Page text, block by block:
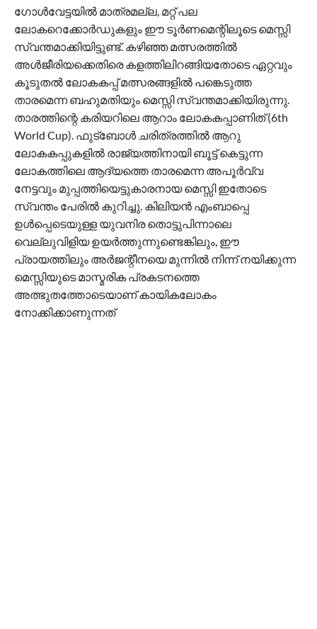
ഗോൾവേട്ടയിൽ മാത്രമല്ല, മറ്റ് പല
ലോകറെക്കോർഡുകളും ഈ ടൂർണമെന്റിലൂടെ മെസ്സി
സ്വന്തമാക്കിയിട്ടുണ്ട്. കഴിഞ്ഞ മത്സരത്തിൽ
അൾജീരിയക്കെതിരെ കളത്തിലിറങ്ങിയതോടെ ഏറ്റവും
കൂടുതൽ ലോകകപ്പ് മത്സരങ്ങളിൽ പങ്കെടുത്ത
താരമെന്ന ബഹുമതിയും മെസ്സി സ്വന്തമാക്കിയിരുന്നു.
താരത്തിന്റെ കരിയറിലെ ആറാം ലോകകപ്പാണിത് (6th
World Cup). ഫുട്ബോൾ ചരിത്രത്തിൽ ആറു
ലോകകപ്പുകളിൽ രാജ്യത്തിനായി ബൂട്ട് കെട്ടുന്ന
ലോകത്തിലെ ആദ്യത്തെ താരമെന്ന അപൂർവ്വ
നേട്ടവും മുപ്പത്തിയെട്ടുകാരനായ മെസ്സി ഇതോടെ
സ്വന്തം പേരിൽ കുറിച്ചു. കിലിയൻ എംബാപ്പെ
ഉൾപ്പെടെയുള്ള യുവനിര തൊട്ടുപിന്നാലെ
വെല്ലുവിളിയ ഉയർത്തുന്നുണ്ടെങ്കിലും, ഈ
പ്രായത്തിലും അർജന്റീനയെ മുന്നിൽ നിന്ന് നയിക്കുന്ന
മെസ്സിയുടെ മാസ്മരിക പ്രകടനത്തെ
അത്ഭുതത്തോടെയാണ് കായികലോകം
നോക്കിക്കാണുന്നത്